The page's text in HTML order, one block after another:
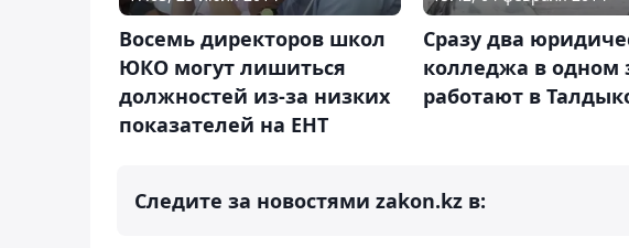
Восемь директоров школ
ЮКО могут лишиться
должностей из-за низких
показателей на ЕНТ
Сразу два
колледжа в одном
работают в
Следите за новостями zakon.kz в: